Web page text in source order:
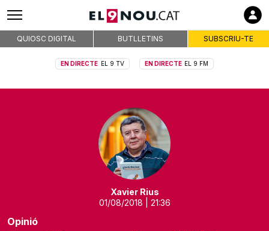
QUIOSC DIGITAL BUTLLETINS SUBSCRIU-TE
EN DIRECTE EL 9 TV EN DIRECTE EL 9 FM
Xavier Rius
01/08/2018 | 21:36
Opinió